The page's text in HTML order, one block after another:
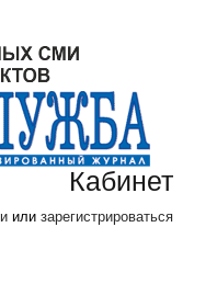
Кабинет
или зарегистрироваться